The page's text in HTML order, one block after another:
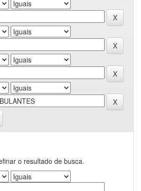
o resultado de busca.